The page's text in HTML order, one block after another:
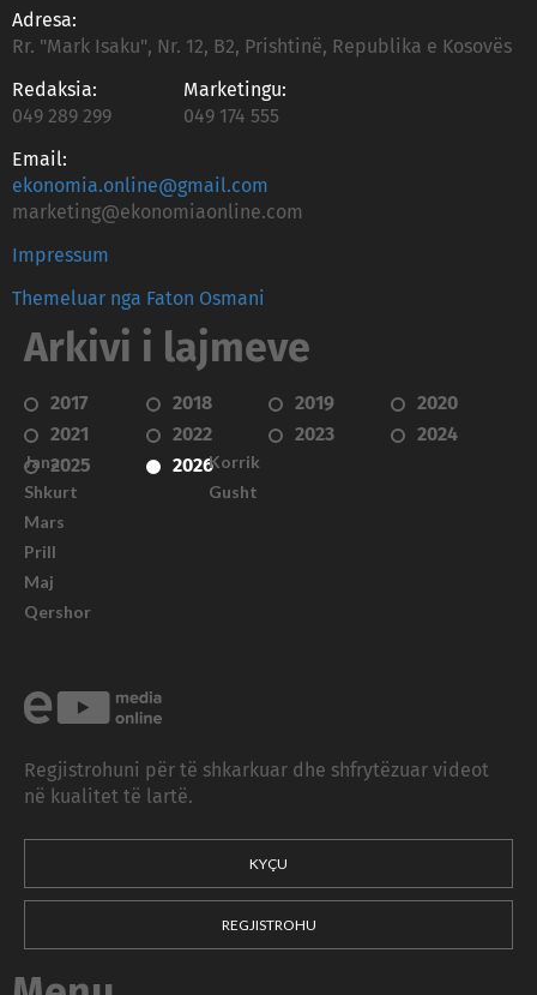
Adresa:
Rr. "Mark Isaku", Nr. 12, B2, Prishtinë, Republika e Kosovës
Redaksia:
049 289 299
Marketingu:
049 174 555
Email:
ekonomia.online@gmail.com
marketing@ekonomiaonline.com
Impressum
Themeluar nga Faton Osmani
Arkivi i lajmeve
2017 2018 2019
2020
2021
2022 2023
2024
2025
2026
Janar
Shkurt
Mars
Prill
Maj
Qershor
Korrik
Gusht
Regjistrohuni për të shkarkuar dhe shfrytëzuar videot
në kualitet të lartë.
KYÇU
REGJISTROHU